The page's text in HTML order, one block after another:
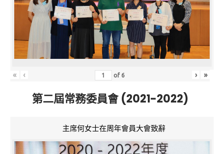
« ‹ of 6 › »
第二屆常務委員會 (2021-2022)
主席何女士在周年會員大會致辭